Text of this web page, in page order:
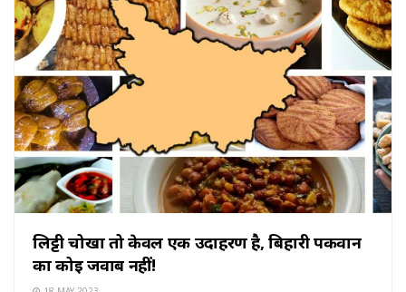
लिट्टी चोखा तो केवल एक उदाहरण है, बिहारी पकवान
का कोई जवाब नहीं!